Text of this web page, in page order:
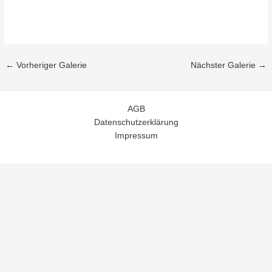
← Vorheriger Galerie Nächster Galerie →
AGB
Datenschutzerklärung
Impressum